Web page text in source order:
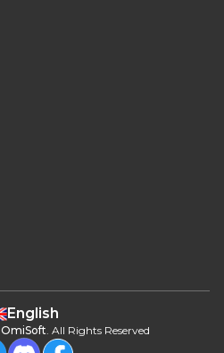
English
OmiSoft. All Rights Reserved